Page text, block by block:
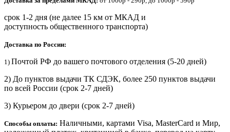
срок 1-2 дня (не далее 15 км от МКАД и
доступность общественного транспорта)
Доставка по России:
1) Почтой РФ до вашего почтового отделения (5-20 дней)
2) До пунктов выдачи ТК СДЭК, более 250 пунктов выдачи
по всей России (срок 2-7 дней)
3) Курьером до двери (срок 2-7 дней)
Способы оплаты: Наличными, картами Visa, MasterCard и Мир,